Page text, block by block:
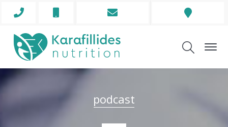
Phone
Envelope
Address
podcast